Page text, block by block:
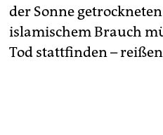
der Sonne
islamischem Brauch
Tod stattfinden –